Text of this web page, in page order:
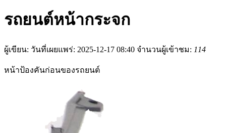
รถยนต์หน้ากระจก
ผู้เขียน: วันที่เผยแพร่: 2025-12-17 08:40 จำนวนผู้เข้าชม: 114
หน้าป้องคันก่อนของรถยนต์